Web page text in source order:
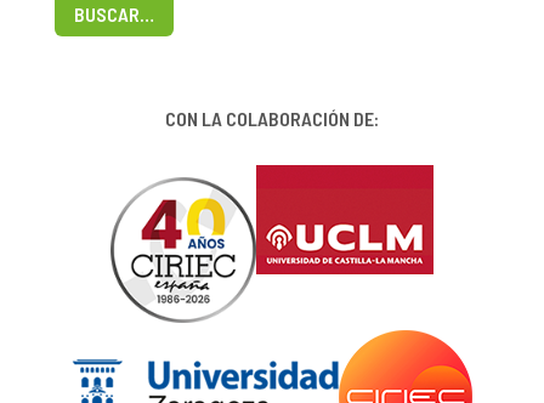
BUSCAR…
CON LA COLABORACIÓN DE: